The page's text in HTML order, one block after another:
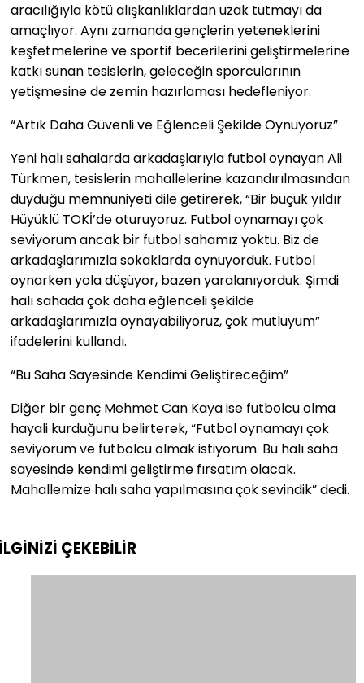
aracılığıyla kötü alışkanlıklardan uzak tutmayı da
amaçlıyor. Aynı zamanda gençlerin yeteneklerini
keşfetmelerine ve sportif becerilerini geliştirmelerine
katkı sunan tesislerin, geleceğin sporcularının
yetişmesine de zemin hazırlaması hedefleniyor.
“Artık Daha Güvenli ve Eğlenceli Şekilde Oynuyoruz”
Yeni halı sahalarda arkadaşlarıyla futbol oynayan Ali
Türkmen, tesislerin mahallelerine kazandırılmasından
duyduğu memnuniyeti dile getirerek, “Bir buçuk yıldır
Hüyüklü TOKİ’de oturuyoruz. Futbol oynamayı çok
seviyorum ancak bir futbol sahamız yoktu. Biz de
arkadaşlarımızla sokaklarda oynuyorduk. Futbol
oynarken yola düşüyor, bazen yaralanıyorduk. Şimdi
halı sahada çok daha eğlenceli şekilde
arkadaşlarımızla oynayabiliyoruz, çok mutluyum”
ifadelerini kullandı.
“Bu Saha Sayesinde Kendimi Geliştireceğim”
Diğer bir genç Mehmet Can Kaya ise futbolcu olma
hayali kurduğunu belirterek, “Futbol oynamayı çok
seviyorum ve futbolcu olmak istiyorum. Bu halı saha
sayesinde kendimi geliştirme fırsatım olacak.
Mahallemize halı saha yapılmasına çok sevindik” dedi.
ÇEKEBİLİR